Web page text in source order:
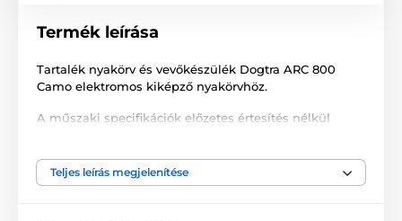
Termék leírása
Tartalék nyakörv és vevőkészülék Dogtra ARC 800
Camo elektromos kiképző nyakörvhöz.
A műszaki specifikációk előzetes értesítés nélkül
Teljes leírás megjelenítése